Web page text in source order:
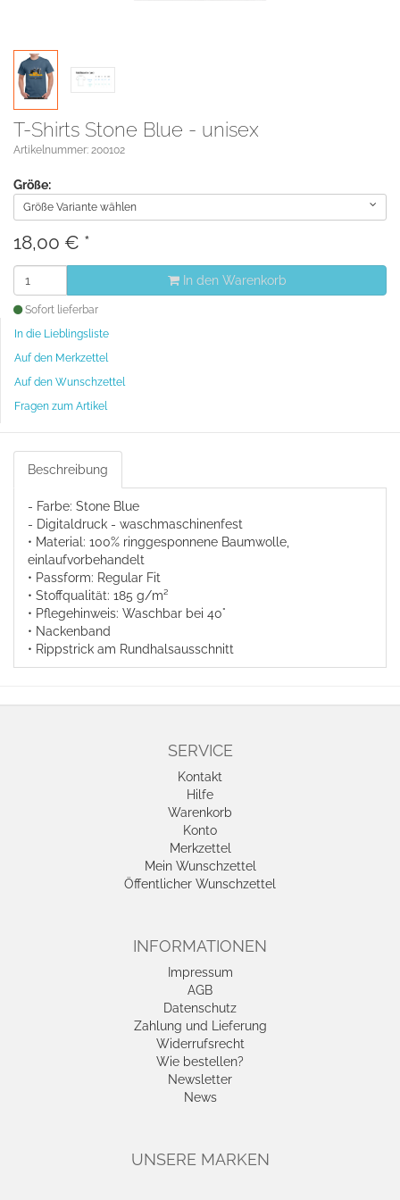
T-Shirts Stone Blue - unisex
Artikelnummer: 200102
Größe:
Größe Variante wählen
18,00 € *
In den Warenkorb
Sofort lieferbar
In die Lieblingsliste
Auf den Merkzettel
Auf den Wunschzettel
Fragen zum Artikel
Beschreibung
- Farbe: Stone Blue
- Digitaldruck - waschmaschinenfest
• Material: 100% ringgesponnene Baumwolle,
einlaufvorbehandelt
• Passform: Regular Fit
• Stoffqualität: 185 g/m²
• Pflegehinweis: Waschbar bei 40°
• Nackenband
• Rippstrick am Rundhalsausschnitt
SERVICE
Kontakt
Hilfe
Warenkorb
Konto
Merkzettel
Mein Wunschzettel
Öffentlicher Wunschzettel
INFORMATIONEN
Impressum
AGB
Datenschutz
Zahlung und Lieferung
Widerrufsrecht
Wie bestellen?
Newsletter
News
UNSERE MARKEN